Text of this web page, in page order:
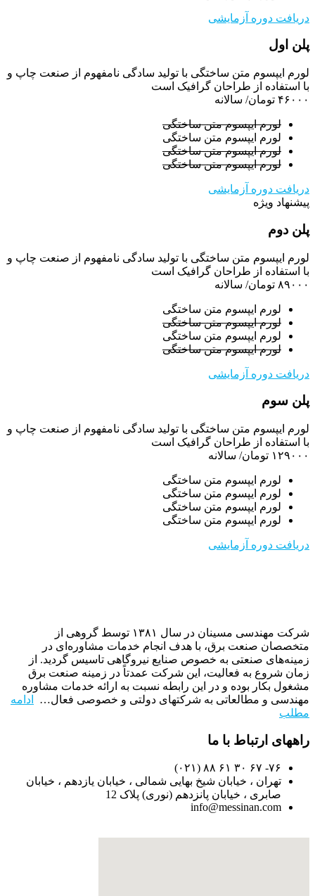
دریافت دوره آزمایشی
پلن اول
لورم ایپسوم متن ساختگی با تولید سادگی نامفهوم از صنعت چاپ و
با استفاده از طراحان گرافیک است
۴۶۰۰۰ تومان
/ سالانه
لورم ایپسوم متن ساختگی
لورم ایپسوم متن ساختگی
لورم ایپسوم متن ساختگی
لورم ایپسوم متن ساختگی
دریافت دوره آزمایشی
پیشنهاد ویژه
پلن دوم
لورم ایپسوم متن ساختگی با تولید سادگی نامفهوم از صنعت چاپ و
با استفاده از طراحان گرافیک است
۸۹۰۰۰ تومان
/ سالانه
لورم ایپسوم متن ساختگی
لورم ایپسوم متن ساختگی
لورم ایپسوم متن ساختگی
لورم ایپسوم متن ساختگی
دریافت دوره آزمایشی
پلن سوم
لورم ایپسوم متن ساختگی با تولید سادگی نامفهوم از صنعت چاپ و
با استفاده از طراحان گرافیک است
۱۲۹۰۰۰ تومان
/ سالانه
لورم ایپسوم متن ساختگی
لورم ایپسوم متن ساختگی
لورم ایپسوم متن ساختگی
لورم ایپسوم متن ساختگی
دریافت دوره آزمایشی
شرکت مهندسی مسینان در سال ۱۳۸۱ توسط گروهی از
متخصصان صنعت برق، با هدف انجام خدمات مشاوره‌ای در
زمینه‌های صنعتی به خصوص صنایع نیروگاهی تاسیس گردید. از
زمان شروع به فعالیت، این شرکت عمدتاً در زمینه صنعت برق
مشغول بکار بوده و در این رابطه نسبت به ارائه خدمات مشاوره
مهندسی و مطالعاتی به شرکتهای دولتی و خصوصی فعال…
ادامه
مطلب
راههای ارتباط با ما
۷۶- ۶۷ ۳۰ ۶۱ ۸۸ (۰۲۱)
تهران ، خیابان شیخ بهایی شمالی ، خیابان یازدهم ، خیابان
صابری ، خیابان پانزدهم (نوری) پلاک 12
info@messinan.com